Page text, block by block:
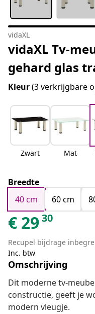
vidaXL
vidaXL Tv-
gehard glas
Kleur(3 verkrijgbare
Zwart Mat
Breedte
40 cm
60 cm
€ 2930
Recupel bijdrage
Inc. btw
Omschrijving
Dit moderne tv-
constructie, geeft je
modern vleugje.